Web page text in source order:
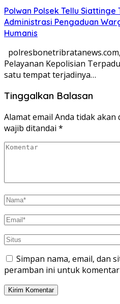
Polwan Polsek Tellu
Administrasi Pengaduan
Humanis
Pelayanan Kepolisian
satu tempat terjadinya…
Tinggalkan Balasan
Alamat email Anda tidak akan
wajib ditandai *
Simpan nama, email, dan
peramban ini untuk